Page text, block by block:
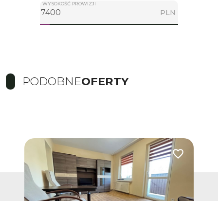
WYSOKOŚĆ PROWIZJI
PLN
PODOBNEOFERTY
Dodaj do ulubionych Dodaj do